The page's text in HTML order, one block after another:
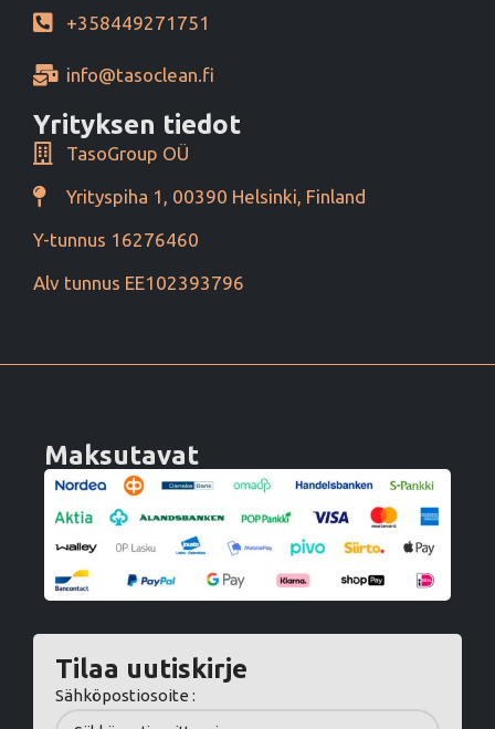
+358449271751
info@tasoclean.fi
Yrityksen tiedot
TasoGroup OÜ
Yrityspiha 1, 00390 Helsinki, Finland
Y-tunnus 16276460
Alv tunnus EE102393796
Maksutavat
Tilaa uutiskirje
Sähköpostiosoite :